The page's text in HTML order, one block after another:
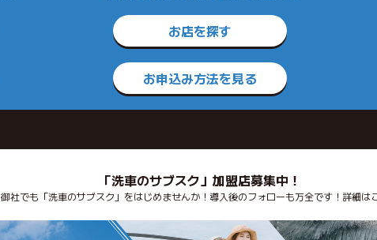
お店を探す
お申込み方法を見る
「洗車のサブスク」加盟店募集中！
御社でも「洗車のサブスク」をはじめませんか！導入後のフォローも万全です！詳細は